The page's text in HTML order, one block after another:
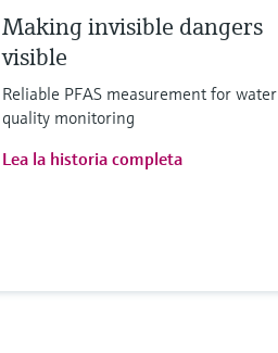
Making invisible dangers
visible
Reliable PFAS measurement for water
quality monitoring
Lea la historia completa